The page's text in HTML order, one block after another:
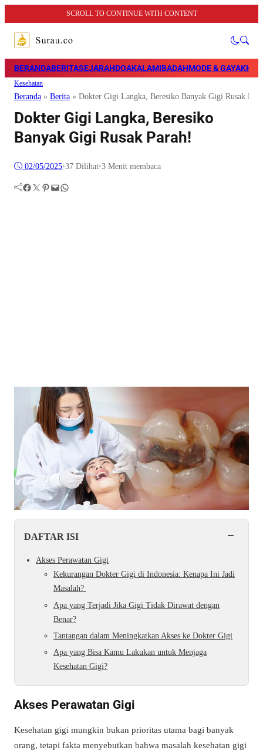
SCROLL TO CONTINUE WITH CONTENT
BERANDABERITASEJARAHDOAKALAMIBADAHMODE & GAYA
Kesehatan
Beranda » Berita » Dokter Gigi Langka, Beresiko Banyak Gigi Rusak
Dokter Gigi Langka, Beresiko
Banyak Gigi Rusak Parah!
02/05/2025•37 Dilihat•3 Menit membaca
Facebook Twitter Pinterest Mail WhatsApp
DAFTAR ISI −
Akses Perawatan Gigi
Kekurangan Dokter Gigi di Indonesia: Kenapa Ini Jadi
Masalah?
Apa yang Terjadi Jika Gigi Tidak Dirawat dengan
Benar?
Tantangan dalam Meningkatkan Akses ke Dokter Gigi
Apa yang Bisa Kamu Lakukan untuk Menjaga
Kesehatan Gigi?
Akses Perawatan Gigi
Kesehatan gigi mungkin bukan prioritas utama bagi banyak
orang, tetapi fakta menyebutkan bahwa masalah kesehatan gigi